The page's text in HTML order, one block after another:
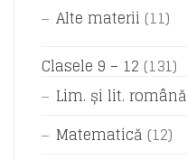
Alte materii (11)
Clasele 9 – 12 (131)
Lim. și lit. română
Matematică (12)